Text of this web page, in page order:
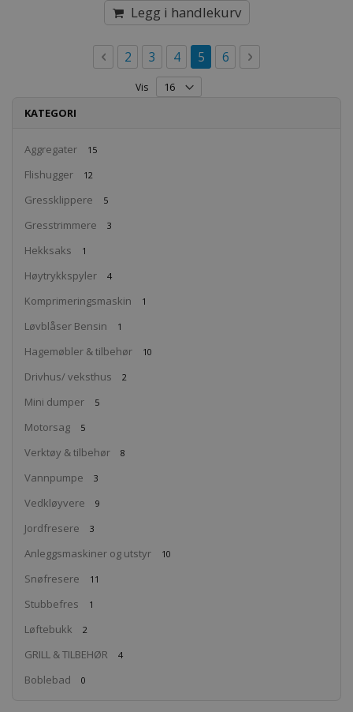
Legg i handlekurv
SideSide
Forrige
Side
2 Side
3 Side
4 You're currently reading
5 Side
6 Side
Neste
Vis
KATEGORI
Aggregater 15
Flishugger 12
Gressklippere 5
Gresstrimmere 3
Hekksaks 1
Høytrykkspyler 4
Komprimeringsmaskin 1
Løvblåser Bensin 1
Hagemøbler & tilbehør 10
Drivhus/ veksthus 2
Mini dumper 5
Motorsag 5
Verktøy & tilbehør 8
Vannpumpe 3
Vedkløyvere 9
Jordfresere 3
Anleggsmaskiner og utstyr 10
Snøfresere 11
Stubbefres 1
Løftebukk 2
GRILL & TILBEHØR 4
Boblebad 0